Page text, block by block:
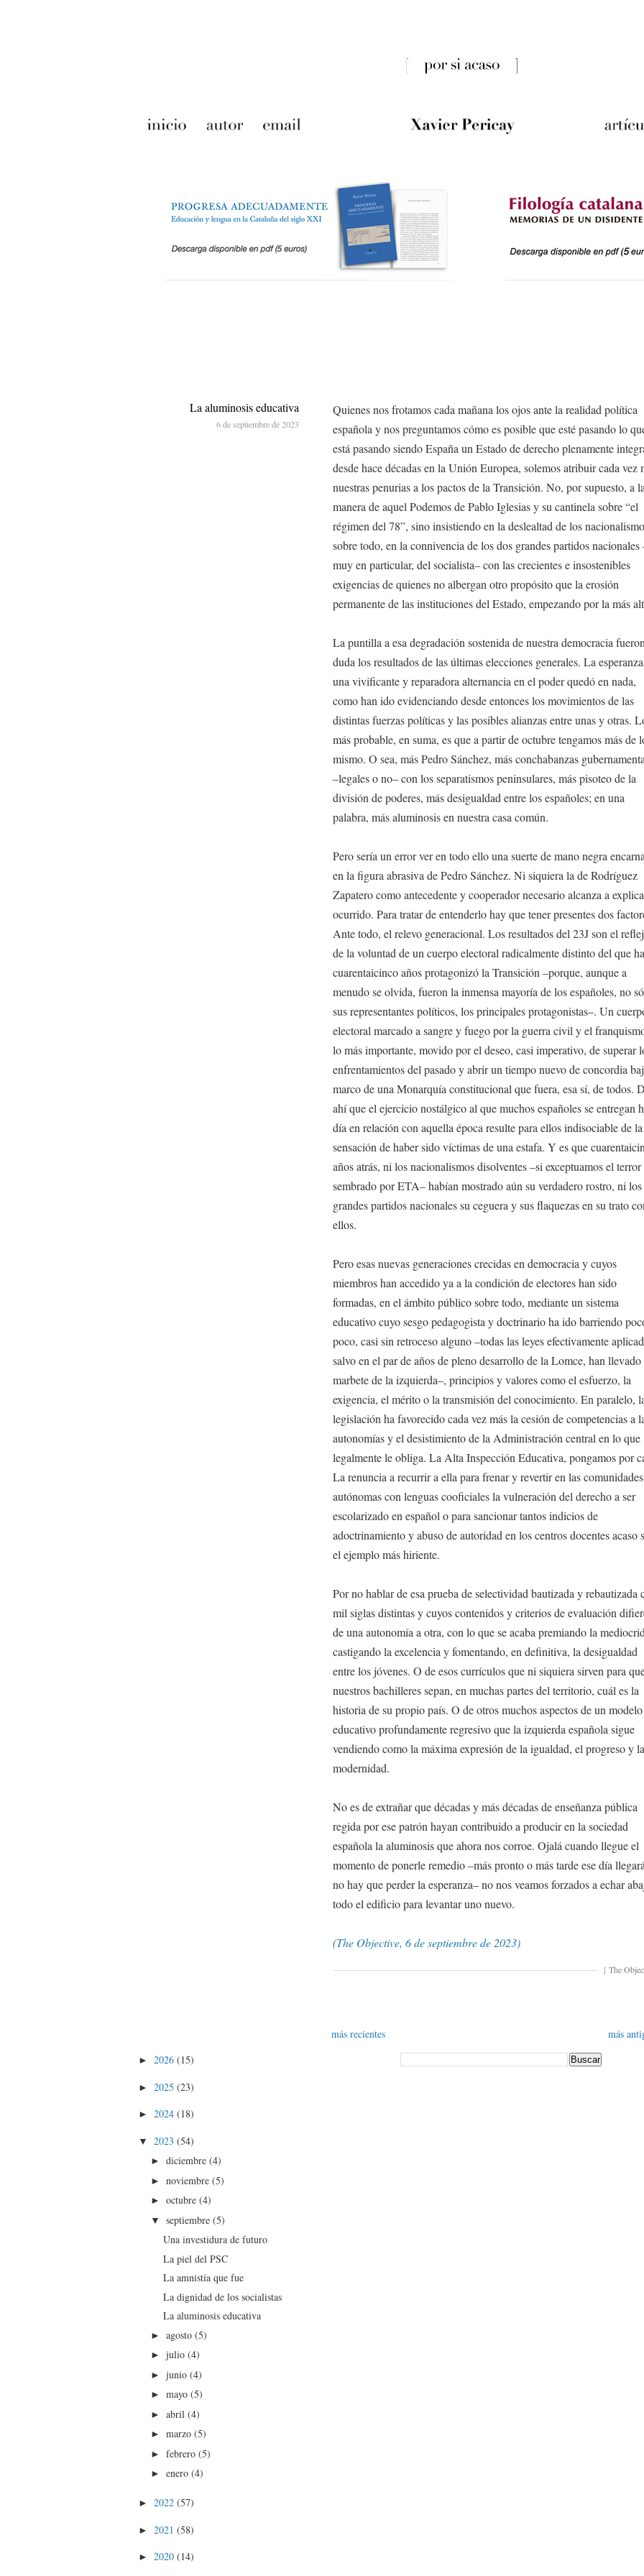
Quienes nos frotamos cada mañana los ojos ante la realidad política
española y nos preguntamos cómo es posible que esté pasando lo
está pasando siendo España un Estado de derecho plenamente
desde hace décadas en la Unión Europea, solemos atribuir cada vez
nuestras penurias a los pactos de la Transición. No, por supuesto, a la
manera de aquel Podemos de Pablo Iglesias y su cantinela sobre “el
régimen del 78”, sino insistiendo en la deslealtad de los
sobre todo, en la connivencia de los dos grandes partidos nacionales
muy en particular, del socialista– con las crecientes e insostenibles
exigencias de quienes no albergan otro propósito que la erosión
permanente de las instituciones del Estado, empezando por la más
La puntilla a esa degradación sostenida de nuestra democracia
duda los resultados de las últimas elecciones generales. La
una vivificante y reparadora alternancia en el poder quedó en nada,
como han ido evidenciando desde entonces los movimientos de las
distintas fuerzas políticas y las posibles alianzas entre unas y otras.
más probable, en suma, es que a partir de octubre tengamos más de
mismo. O sea, más Pedro Sánchez, más conchabanzas
–legales o no– con los separatismos peninsulares, más pisoteo de la
división de poderes, más desigualdad entre los españoles; en una
palabra, más aluminosis en nuestra casa común.
Pero sería un error ver en todo ello una suerte de mano negra
en la figura abrasiva de Pedro Sánchez. Ni siquiera la de Rodríguez
Zapatero como antecedente y cooperador necesario alcanza a
ocurrido. Para tratar de entenderlo hay que tener presentes dos
Ante todo, el relevo generacional. Los resultados del 23J son el
de la voluntad de un cuerpo electoral radicalmente distinto del que
cuarentaicinco años protagonizó la Transición –porque, aunque a
menudo se olvida, fueron la inmensa mayoría de los españoles, no
sus representantes políticos, los principales protagonistas–. Un
electoral marcado a sangre y fuego por la guerra civil y el
lo más importante, movido por el deseo, casi imperativo, de superar
enfrentamientos del pasado y abrir un tiempo nuevo de concordia
marco de una Monarquía constitucional que fuera, esa sí, de todos.
ahí que el ejercicio nostálgico al que muchos españoles se entregan
día en relación con aquella época resulte para ellos indisociable de la
sensación de haber sido víctimas de una estafa. Y es que
años atrás, ni los nacionalismos disolventes –si exceptuamos el terror
sembrado por ETA– habían mostrado aún su verdadero rostro, ni
grandes partidos nacionales su ceguera y sus flaquezas en su trato
ellos.
Pero esas nuevas generaciones crecidas en democracia y cuyos
miembros han accedido ya a la condición de electores han sido
formadas, en el ámbito público sobre todo, mediante un sistema
educativo cuyo sesgo pedagogista y doctrinario ha ido barriendo
poco, casi sin retroceso alguno –todas las leyes efectivamente
salvo en el par de años de pleno desarrollo de la Lomce, han llevado
marbete de la izquierda–, principios y valores como el esfuerzo, la
exigencia, el mérito o la transmisión del conocimiento. En paralelo,
legislación ha favorecido cada vez más la cesión de competencias a
autonomías y el desistimiento de la Administración central en lo que
legalmente le obliga. La Alta Inspección Educativa, pongamos por
La renuncia a recurrir a ella para frenar y revertir en las comunidades
autónomas con lenguas cooficiales la vulneración del derecho a ser
escolarizado en español o para sancionar tantos indicios de
adoctrinamiento y abuso de autoridad en los centros docentes acaso
el ejemplo más hiriente.
Por no hablar de esa prueba de selectividad bautizada y rebautizada
mil siglas distintas y cuyos contenidos y criterios de evaluación
de una autonomía a otra, con lo que se acaba premiando la
castigando la excelencia y fomentando, en definitiva, la desigualdad
entre los jóvenes. O de esos currículos que ni siquiera sirven para
nuestros bachilleres sepan, en muchas partes del territorio, cuál es la
historia de su propio país. O de otros muchos aspectos de un modelo
educativo profundamente regresivo que la izquierda española sigue
vendiendo como la máxima expresión de la igualdad, el progreso y la
modernidad.
No es de extrañar que décadas y más décadas de enseñanza pública
regida por ese patrón hayan contribuido a producir en la sociedad
española la aluminosis que ahora nos corroe. Ojalá cuando llegue el
momento de ponerle remedio –más pronto o más tarde ese día
no hay que perder la esperanza– no nos veamos forzados a echar
todo el edificio para levantar uno nuevo.
(The Objective, 6 de septiembre de 2023)
[The
La aluminosis educativa
6 de septiembre de 2023
más recientes más
►2026(15)
►2025(23)
►2024(18)
▼2023(54)
►diciembre(4)
►noviembre(5)
►octubre(4)
▼septiembre(5)
Una investidura de futuro
La piel del PSC
La amnistía que fue
La dignidad de los socialistas
La aluminosis educativa
►agosto(5)
►julio(4)
►junio(4)
►mayo(5)
►abril(4)
►marzo(5)
►febrero(5)
►enero(4)
►2022(57)
►2021(58)
►2020(14)